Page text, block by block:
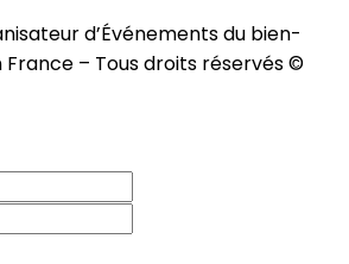
d’Événements du bien-
– Tous droits réservés ©